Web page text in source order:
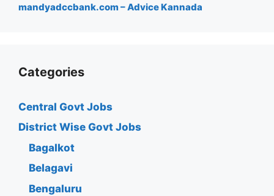
mandyadccbank.com – Advice Kannada
Categories
Central Govt Jobs
District Wise Govt Jobs
Bagalkot
Belagavi
Bengaluru